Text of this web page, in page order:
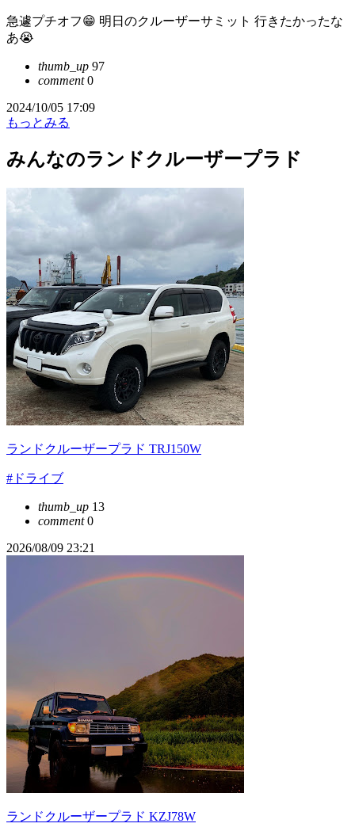
急遽プチオフ😁 明日のクルーザーサミット 行きたかったな
あ😭
thumb_up 97
comment0
2024/10/05 17:09
もっとみる
みんなのランドクルーザープラド
ランドクルーザープラド TRJ150W
#ドライブ
thumb_up 13
comment0
2026/08/09 23:21
ランドクルーザープラド KZJ78W